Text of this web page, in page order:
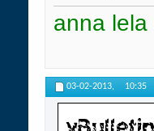
anna lela
03-02-2013, 10:35